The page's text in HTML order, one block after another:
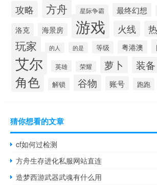
攻略 方舟 星际争霸 最终幻想
洛克 海景房 游戏 火线
玩家 的人 的是 等级 粤港澳
艾尔 英雄 荣耀 萝卜 装备
角色 解锁 谷物 账号 跑跑
猜你想看的文章
cf如何过检测
方舟生存进化私服网站直连
造梦西游武器武魂有什么用